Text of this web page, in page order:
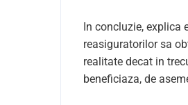
In concluzie, explica
reasiguratorilor sa
realitate decat in
beneficiaza, de